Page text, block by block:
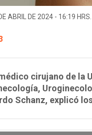
ABRIL DE 2024 - 16:19 HRS.
cirujano de la
Schanz, explicó